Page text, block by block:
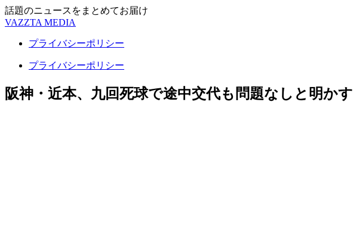
話題のニュースをまとめてお届け
VAZZTA MEDIA
プライバシーポリシー
プライバシーポリシー
阪神・近本、九回死球で途中交代も問題なしと明かす